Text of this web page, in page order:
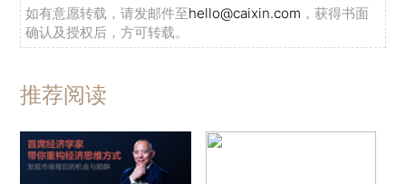
如有意愿转载，请发邮件至hello@caixin.com ，获得书面
确认及授权后，方可转载。
推荐阅读